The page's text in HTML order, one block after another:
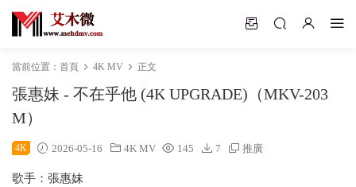
當前位置： 首頁 4K MV 正文
張惠妹 - 不在乎他 (4K UPGRADE)（MKV-203
M）
4K 2026-05-16 4K MV 145 7 推廣
歌手：張惠妹